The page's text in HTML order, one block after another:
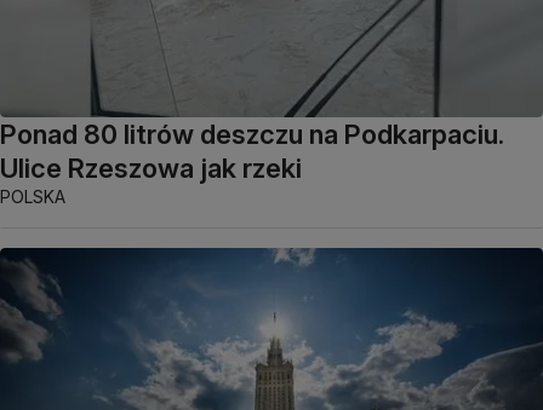
Ponad 80 litrów deszczu na Podkarpaciu.
Ulice Rzeszowa jak rzeki
POLSKA